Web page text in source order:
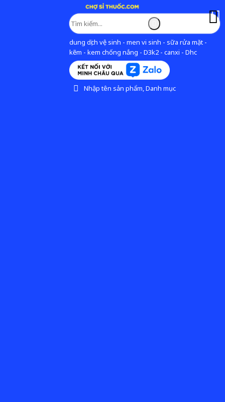
dung dịch vệ sinh - men vi sinh - sữa rửa mặt -
kẽm - kem chống nắng - D3k2 - canxi - Dhc
Nhập tên sản phẩm, Danh mục